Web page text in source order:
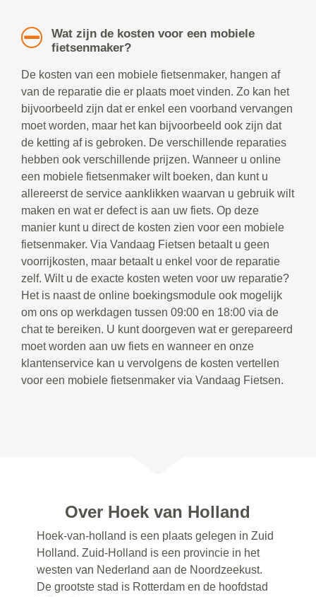
Wat zijn de kosten voor een mobiele
fietsenmaker?
De kosten van een mobiele fietsenmaker, hangen af
van de reparatie die er plaats moet vinden. Zo kan het
bijvoorbeeld zijn dat er enkel een voorband vervangen
moet worden, maar het kan bijvoorbeeld ook zijn dat
de ketting af is gebroken. De verschillende reparaties
hebben ook verschillende prijzen. Wanneer u online
een mobiele fietsenmaker wilt boeken, dan kunt u
allereerst de service aanklikken waarvan u gebruik wilt
maken en wat er defect is aan uw fiets. Op deze
manier kunt u direct de kosten zien voor een mobiele
fietsenmaker. Via Vandaag Fietsen betaalt u geen
voorrijkosten, maar betaalt u enkel voor de reparatie
zelf. Wilt u de exacte kosten weten voor uw reparatie?
Het is naast de online boekingsmodule ook mogelijk
om ons op werkdagen tussen 09:00 en 18:00 via de
chat te bereiken. U kunt doorgeven wat er gerepareerd
moet worden aan uw fiets en wanneer en onze
klantenservice kan u vervolgens de kosten vertellen
voor een mobiele fietsenmaker via Vandaag Fietsen.
Over Hoek van Holland
Hoek-van-holland is een plaats gelegen in Zuid
Holland. Zuid-Holland is een provincie in het
westen van Nederland aan de Noordzeekust.
De grootste stad is Rotterdam en de hoofdstad